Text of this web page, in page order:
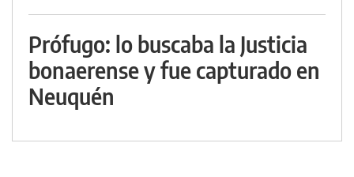
Prófugo: lo buscaba la Justicia
bonaerense y fue capturado en
Neuquén